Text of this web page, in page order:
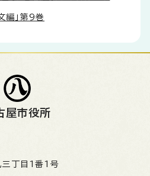
編」第9巻
屋市役所
三丁目1番1号